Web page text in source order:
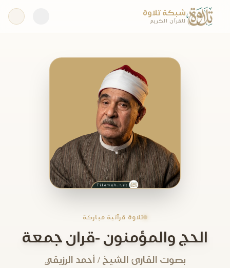
شبكة تلاوة
للقرآن الكريم
تلاوة قرآنية مباركة
الحج والمؤمنون -قران جمعة
بصوت القارئ الشيخ / أحمد الرزيقي